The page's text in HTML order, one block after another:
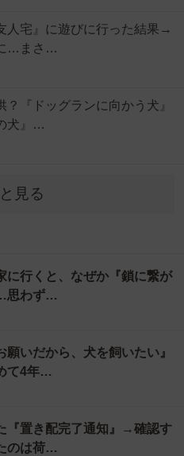
人宅』に遊びに行った結果→
…まさ…
？『ドッグランに向かう犬』
犬』…
見る
に行くと、なぜか『鎖に繋が
思わず…
願いだから、犬を飼いたい』
て4年…
『置き配完了通知』→確認す
のは荷…